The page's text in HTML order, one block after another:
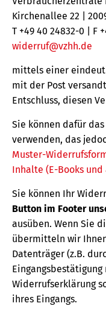
Kirchenallee 22 |
T +49 40 24832-0 | F
widerruf@vzhh.de
mittels einer
mit der Post
Entschluss, diesen
Sie können dafür das
verwenden, das
Muster-
Inhalte (E-Books
Sie können Ihr
Button im Footer
ausüben. Wenn Sie
übermitteln wir
Datenträger (z.B.
Widerrufserklärung
ihres Eingangs.